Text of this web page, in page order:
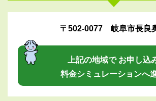
〒502-0077 岐阜市長良
上記の地域で お申し込
料金シミュレーションへ